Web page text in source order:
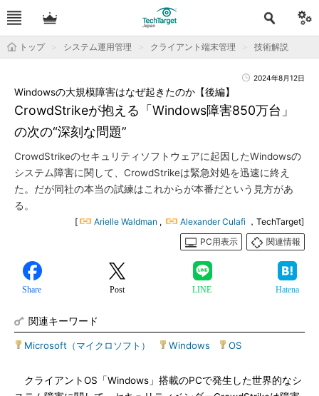
トップ システム運用管理 クライアント端末管理 技術解説
2024年8月12日
CrowdStrikeが抱える「Windows障害850万台」
の次の“深刻な問題”
Windowsの大規模障害はなぜ起きたのか【後編】
CrowdStrikeのセキュリティソフトウェアに起因したWindowsの
システム障害に関して、CrowdStrikeは緊急対処を迅速に終え
た。だが同社の本当の試練はこれからが本番だという見方があ
る。
[ Arielle Waldman , Alexander Culafi ，TechTarget]
PC用表示
関連情報
Share Post LINE Hatena
関連キーワード
Microsoft（マイクロソフト） Windows OS
クライアントOS「Windows」搭載のPCで発生した世界的なシ